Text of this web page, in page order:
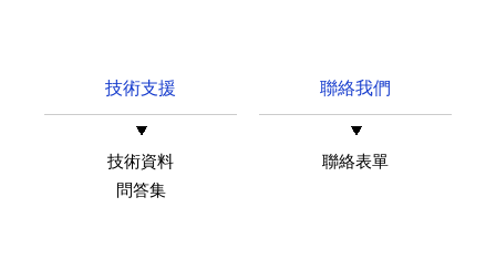
技術支援
技術資料
問答集
聯絡我們
聯絡表單